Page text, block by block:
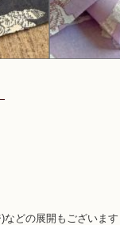
どの展開もございま